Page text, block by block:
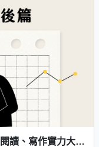
【秘策】連接詞統整看這篇，對話、閱讀、寫作實力大精進─後篇